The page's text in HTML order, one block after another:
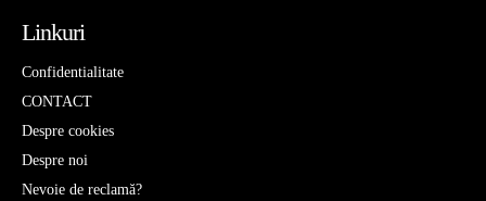
Linkuri
Confidentialitate
CONTACT
Despre cookies
Despre noi
Nevoie de reclamă?